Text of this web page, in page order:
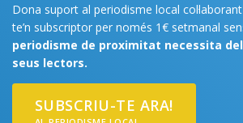
Dona suport al periodisme local
te’n subscriptor per només 1€ setmanal
periodisme de proximitat necessita
seus lectors.
SUBSCRIU-TE ARA!